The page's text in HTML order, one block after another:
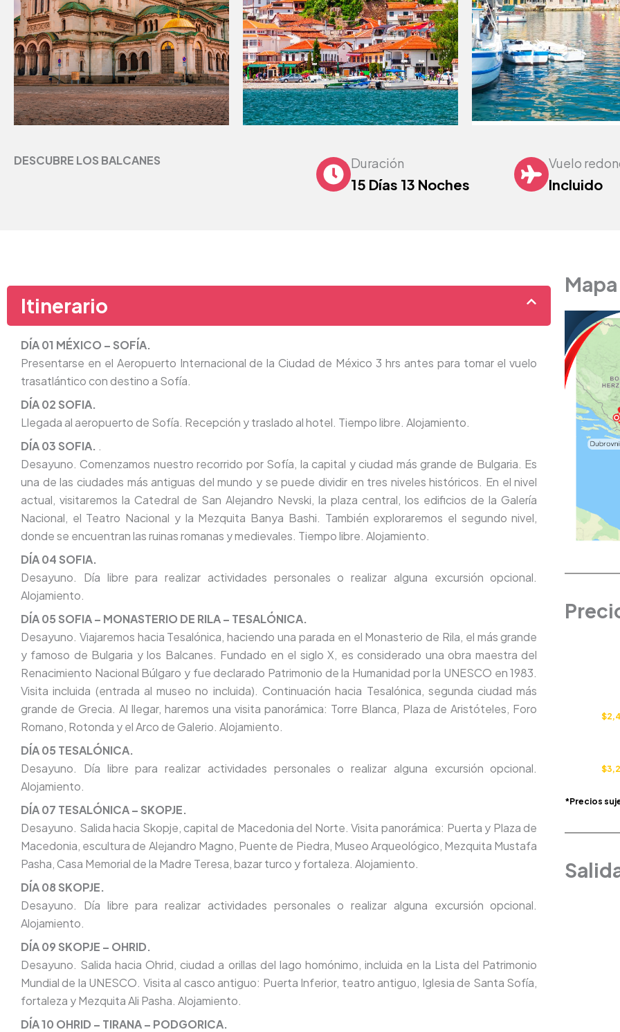
DESCUBRE LOS BALCANES Duración
15 Días 13 Noches
Vuelo
Incluido
Itinerario
DÍA 01 MÉXICO – SOFÍA.
Presentarse en el Aeropuerto Internacional de la Ciudad de México 3 hrs antes para tomar el vuelo
trasatlántico con destino a Sofía.
DÍA 02 SOFIA.
Llegada al aeropuerto de Sofía. Recepción y traslado al hotel. Tiempo libre. Alojamiento.
DÍA 03 SOFIA. .
Desayuno. Comenzamos nuestro recorrido por Sofía, la capital y ciudad más grande de Bulgaria. Es
una de las ciudades más antiguas del mundo y se puede dividir en tres niveles históricos. En el nivel
actual, visitaremos la Catedral de San Alejandro Nevski, la plaza central, los edificios de la Galería
Nacional, el Teatro Nacional y la Mezquita Banya Bashi. También exploraremos el segundo nivel,
donde se encuentran las ruinas romanas y medievales. Tiempo libre. Alojamiento.
DÍA 04 SOFIA.
Desayuno. Día libre para realizar actividades personales o realizar alguna excursión opcional.
Alojamiento.
DÍA 05 SOFIA – MONASTERIO DE RILA – TESALÓNICA.
Desayuno. Viajaremos hacia Tesalónica, haciendo una parada en el Monasterio de Rila, el más grande
y famoso de Bulgaria y los Balcanes. Fundado en el siglo X, es considerado una obra maestra del
Renacimiento Nacional Búlgaro y fue declarado Patrimonio de la Humanidad por la UNESCO en 1983.
Visita incluida (entrada al museo no incluida). Continuación hacia Tesalónica, segunda ciudad más
grande de Grecia. Al llegar, haremos una visita panorámica: Torre Blanca, Plaza de Aristóteles, Foro
Romano, Rotonda y el Arco de Galerio. Alojamiento.
DÍA 05 TESALÓNICA.
Desayuno. Día libre para realizar actividades personales o realizar alguna excursión opcional.
Alojamiento.
DÍA 07 TESALÓNICA – SKOPJE.
Desayuno. Salida hacia Skopje, capital de Macedonia del Norte. Visita panorámica: Puerta y Plaza de
Macedonia, escultura de Alejandro Magno, Puente de Piedra, Museo Arqueológico, Mezquita Mustafa
Pasha, Casa Memorial de la Madre Teresa, bazar turco y fortaleza. Alojamiento.
DÍA 08 SKOPJE.
Desayuno. Día libre para realizar actividades personales o realizar alguna excursión opcional.
Alojamiento.
DÍA 09 SKOPJE – OHRID.
Desayuno. Salida hacia Ohrid, ciudad a orillas del lago homónimo, incluida en la Lista del Patrimonio
Mundial de la UNESCO. Visita al casco antiguo: Puerta Inferior, teatro antiguo, Iglesia de Santa Sofía,
fortaleza y Mezquita Ali Pasha. Alojamiento.
DÍA 10 OHRID – TIRANA – PODGORICA.
*Precios